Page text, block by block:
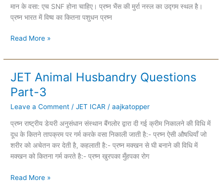
मान के वसा: एच SNF होना चाहिए। प्रष्न भैंस की मुर्रा नस्ल का उद्गम स्थल है।
प्रष्न भारत में विष्व का कितना पशुधन प्रष्न
Read More »
JET Animal Husbandry Questions
Part-3
Leave a Comment /JET ICAR /aajkatopper
प्रष्न राष्ट्रीय डेयरी अनुसंधान संस्थान बैंगलोर द्वारा दी गई क्रीम निकालने की विधि में
दूध के कितने तापक्रम पर गर्म करके वसा निकाली जाती है:- प्रष्न ऐसी औषधियाँ जो
शरीर को अचेतन कर देती है, कहलाती है:- प्रष्न मक्खन से घी बनाने की विधि में
मक्खन को कितना गर्म करते है:- प्रष्न खुरपका मुँहपका रोग
JET
Animal
Husbandry
Questions
3
Read More »